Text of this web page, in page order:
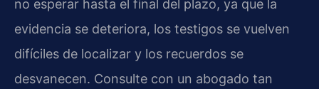
no esperar hasta el final del plazo, ya que la
evidencia se deteriora, los testigos se vuelven
difíciles de localizar y los recuerdos se
desvanecen. Consulte con un abogado tan